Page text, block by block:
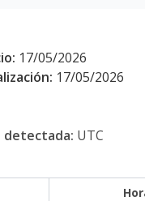
e qualità:
o di birra
17/05/2026
17/05/2026
detectada: UTC